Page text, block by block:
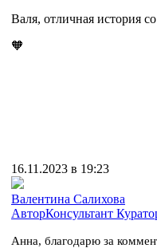
Валя, отличная история
🧡
16.11.2023 в 19:23
Валентина Салихова
АвторКонсультант
Анна, благодарю за